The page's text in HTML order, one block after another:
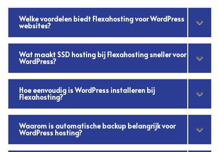
Welke voordelen biedt Flexahosting voor WordPress
websites?
Wat maakt SSD hosting bij Flexahosting sneller voor
WordPress?
Hoe eenvoudig is WordPress installeren bij
Flexahosting?
Waarom is automatische backup belangrijk voor
WordPress hosting?